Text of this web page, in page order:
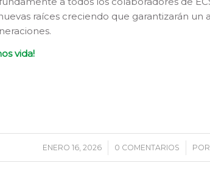
raíces creciendo que garantizarán
vida!
ENERO 16, 2026
/ 0 COMENTARIOS
/